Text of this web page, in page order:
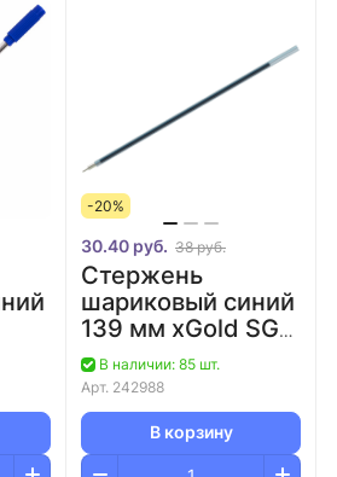
-20%
30.40 руб. 38 руб.
Стержень
шариковый синий
139 мм xGold SG-1
Berlingo/30
В наличии: 85 шт.
Арт. 242988
В корзину